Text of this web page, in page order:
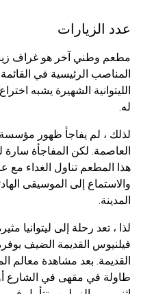
عدد الزيارات
مطعم وطني آخر هو غراف
المناصب الرئيسية في
الليتوانية الشهيرة يشبه
له.
لذلك ، لم يفاجأ ظهور
العاصمة. لكن المفاجأة سارة
هذا المطعم تناول الغداء مع
والاستماع إلى الموسيقى
المدينة.
لذا ، تعد رحلة إلى ليتوانيا
فيلنيوس القديمة الضيف
القديمة. بعد مشاهدة معالم
طاولة في مقهى في الشارع